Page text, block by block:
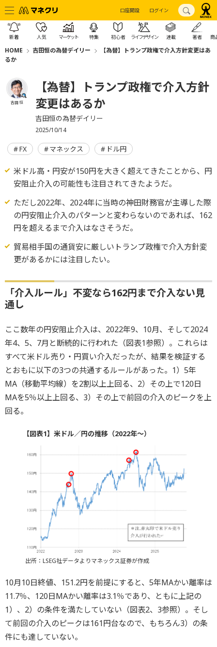
口座開設 ログイン
新着 人気 マーケット 特集 初心者 ライフデザイン 連載 著者 商
HOME 吉田恒の為替デイリー
【為替】トランプ政権で介入方針変更はあ
るか
吉田 恒
【為替】トランプ政権で介入方針
変更はあるか
吉田恒の為替デイリー
2025/10/14
FX マネックス ドル円
米ドル高・円安が150円を大きく超えてきたことから、円
安阻止介入の可能性も注目されてきたようだ。
ただし2022年、2024年に当時の神田財務官が主導した際
の円安阻止介入のパターンと変わらないのであれば、162
円を超えるまで介入はなさそうだ。
貿易相手国の通貨安に厳しいトランプ政権で介入方針変
更があるかには注目したい。
「介入ルール」不変なら162円まで介入ない見
通し
ここ数年の円安阻止介入は、2022年9、10月、そして2024
年4、5、7月と断続的に行われた（図表1参照）。これらは
すべて米ドル売り・円買い介入だったが、結果を検証する
とおもに以下の3つの共通するルールがあった。1）5年
MA（移動平均線）を2割以上上回る、2）その上で120日
MAを5％以上上回る、3）その上で前回の介入のピークを上
回る。
【図表1】米ドル／円の推移（2022年～）
出所：LSEG社データよりマネックス証券が作成
10月10日終値、151.2円を前提にすると、5年MAかい離率は
11.7％、120日MAかい離率は3.1％であり、ともに上記の
1）、2）の条件を満たしていない（図表2、3参照）。そし
て前回の介入のピークは161円台なので、もちろん3）の条
件にも達していない。